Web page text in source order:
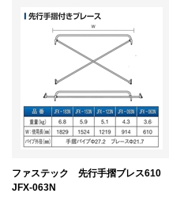
ファステック 先行手摺ブレス610
JFX-063N